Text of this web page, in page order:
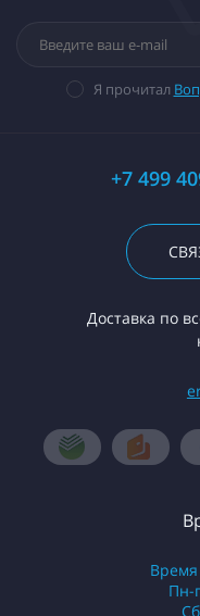
Я прочитал
+7 499
Доставка по
Пн-